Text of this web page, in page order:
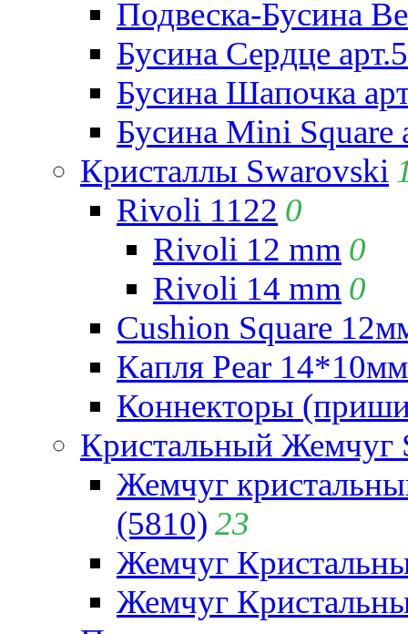
Подвеска-Бусина
Бусина Сердце
Бусина Шапочка
Бусина Mini Square
Кристаллы Swarovski
Rivoli 1122 0
Rivoli 12 mm 0
Rivoli 14 mm 0
Cushion Square
Капля Pear
Коннекторы
Кристальный Жемчуг
Жемчуг
(5810) 23
Жемчуг
Жемчуг